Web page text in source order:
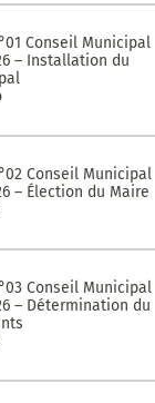
Conseil Municipal
– Installation du
Conseil Municipal
– Élection du Maire
Conseil Municipal
– Détermination du